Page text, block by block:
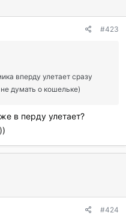
#423
вперду улетает сразу
думать о кошельке)
в перду улетает?
#424